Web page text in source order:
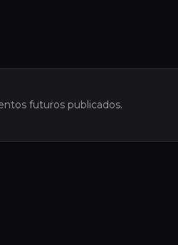
futuros publicados.